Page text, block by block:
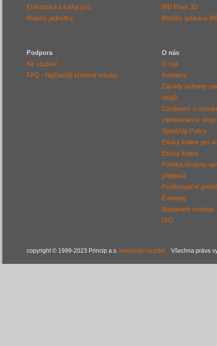
Elektronická kniha jízd
Mobilní jednotka
WD Fleet 3D
Mobilní aplikace
Podpora
Ke stažení
FAQ - Nejčastěji kladené otázky
O nás
O nás
Kontakty
Zásady ochrany
údajů
Oznámení o
zaměstnance
SpeakUp Policy
Etický kodex pro
Etický kodex
Politika skupiny
předpisů
Protikorupční
Eurowag
Nastavení cookies
ISO
copyright © 1999-2023 Princip a.s. sledování vozidel Všechna práva